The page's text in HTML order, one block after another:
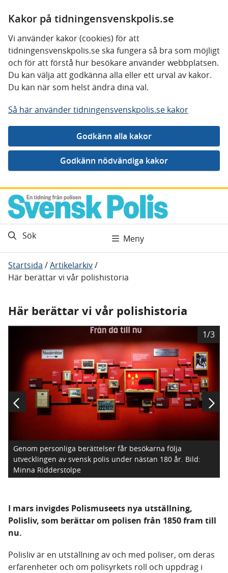
Kakor på tidningensvenskpolis.se
Vi använder kakor (cookies) för att
tidningensvenskpolis.se ska fungera så bra som möjligt
och för att förstå hur besökare använder webbplatsen.
Du kan välja att godkänna alla eller ett urval av kakor.
Du kan när som helst ändra dina val.
Så här använder tidningensvenskpolis.se kakor
Gå direkt till innehåll
Sök Meny
Startsida /Artikelarkiv/
Här berättar vi vår polishistoria
Här berättar vi vår polishistoria
B
i
l
d
1/3
Genom personliga berättelser får besökarna följa
utvecklingen av svensk polis under nästan 180 år. Bild:
Minna Ridderstolpe
I mars invigdes Polismuseets nya utställning,
Polisliv, som berättar om polisen från 1850 fram till
nu.
Polisliv är en utställning av och med poliser, om deras
erfarenheter och om polisyrkets roll och uppdrag i